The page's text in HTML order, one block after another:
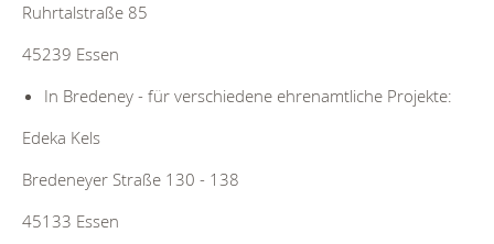
Ruhrtalstraße 85
45239 Essen
In Bredeney - für verschiedene ehrenamtliche Projekte:
Edeka Kels
Bredeneyer Straße 130 - 138
45133 Essen